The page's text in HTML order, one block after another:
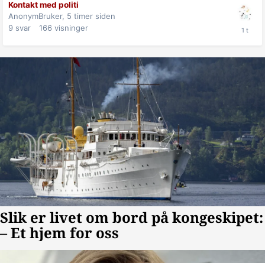
Kontakt med politi
AnonymBruker, 5 timer siden
9 svar 166 visninger